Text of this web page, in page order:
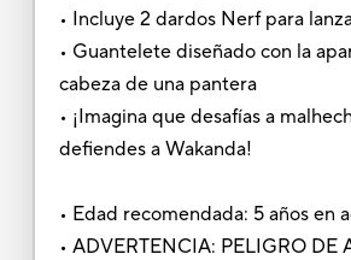
• Incluye 2 dardos Nerf para
• Guantelete diseñado con la
cabeza de una pantera
• ¡Imagina que desafías a
defiendes a Wakanda!
• Edad recomendada: 5 años en
• ADVERTENCIA: PELIGRO DE